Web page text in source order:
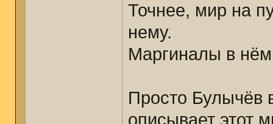
Точнее, мир на
нему.
Маргиналы в нём
Просто Булычёв
описывает этот